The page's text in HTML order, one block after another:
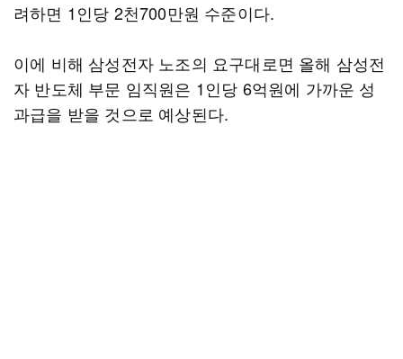
려하면 1인당 2천700만원 수준이다.
이에 비해 삼성전자 노조의 요구대로면 올해 삼성전
자 반도체 부문 임직원은 1인당 6억원에 가까운 성
과급을 받을 것으로 예상된다.